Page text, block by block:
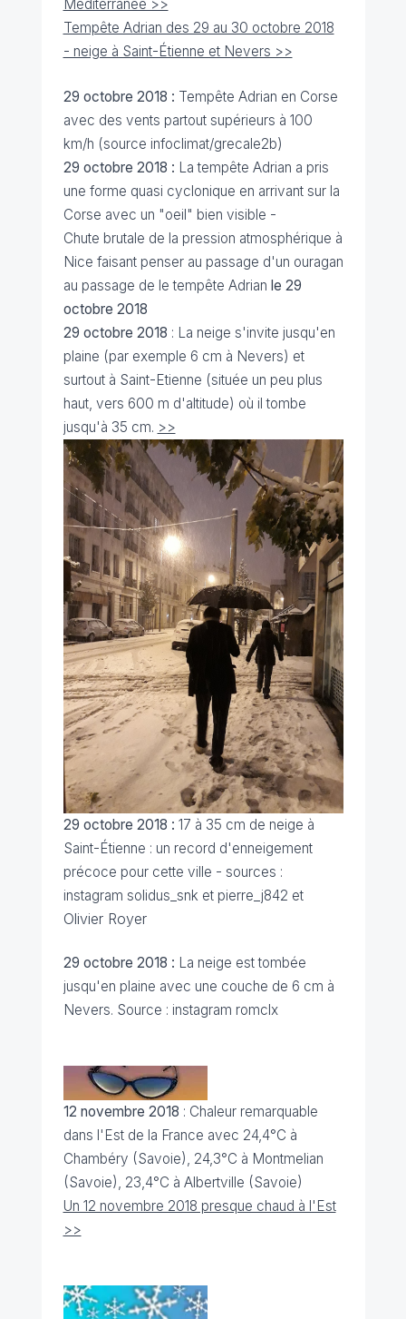
Méditerranée >>
Tempête Adrian des 29 au 30 octobre 2018
- neige à Saint-Étienne et Nevers >>
29 octobre 2018 : Tempête Adrian en Corse
avec des vents partout supérieurs à 100
km/h (source infoclimat/grecale2b)
29 octobre 2018 : La tempête Adrian a pris
une forme quasi cyclonique en arrivant sur la
Corse avec un "oeil" bien visible -
Chute brutale de la pression atmosphérique à
Nice faisant penser au passage d'un ouragan
au passage de le tempête Adrian le 29
octobre 2018
29 octobre 2018 : La neige s'invite jusqu'en
plaine (par exemple 6 cm à Nevers) et
surtout à Saint-Etienne (située un peu plus
haut, vers 600 m d'altitude) où il tombe
jusqu'à 35 cm. >>
29 octobre 2018 : 17 à 35 cm de neige à
Saint-Étienne : un record d'enneigement
précoce pour cette ville - sources :
instagram solidus_snk et pierre_j842 et
Olivier Royer
29 octobre 2018 : La neige est tombée
jusqu'en plaine avec une couche de 6 cm à
Nevers. Source : instagram romclx
12 novembre 2018 : Chaleur remarquable
dans l'Est de la France avec 24,4°C à
Chambéry (Savoie), 24,3°C à Montmelian
(Savoie), 23,4°C à Albertville (Savoie)
Un 12 novembre 2018 presque chaud à l'Est
>>